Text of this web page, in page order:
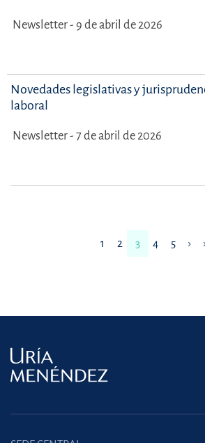
Newsletter - 9 de abril de 2026
Novedades legislativas y
laboral
Newsletter - 7 de abril de 2026
1 2 3 4 5 ›